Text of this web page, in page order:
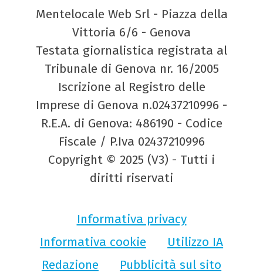
Mentelocale Web Srl - Piazza della
Vittoria 6/6 - Genova
Testata giornalistica registrata al
Tribunale di Genova nr. 16/2005
Iscrizione al Registro delle
Imprese di Genova n.02437210996 -
R.E.A. di Genova: 486190 - Codice
Fiscale / P.Iva 02437210996
Copyright © 2025 (V3) - Tutti i
diritti riservati
Informativa privacy
Informativa cookie
Utilizzo IA
Redazione
Pubblicità sul sito